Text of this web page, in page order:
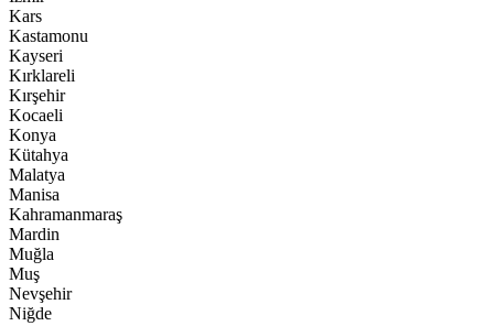
Kars
Kastamonu
Kayseri
Kırklareli
Kırşehir
Kocaeli
Konya
Kütahya
Malatya
Manisa
Kahramanmaraş
Mardin
Muğla
Muş
Nevşehir
Niğde